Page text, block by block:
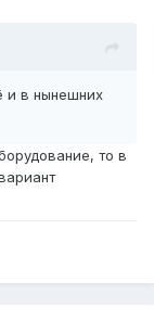
и в нынешних
то в